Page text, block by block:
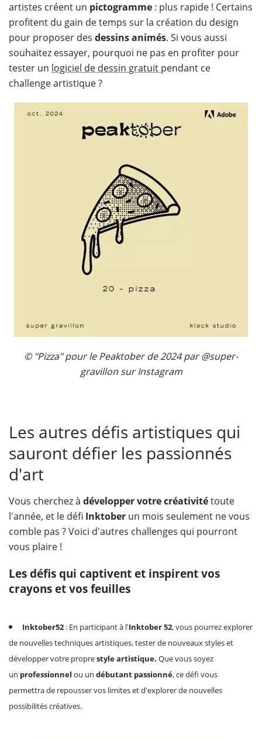
artistes créent un pictogramme : plus rapide ! Certains
profitent du gain de temps sur la création du design
pour proposer des dessins animés. Si vous aussi
souhaitez essayer, pourquoi ne pas en profiter pour
tester un logiciel de dessin gratuit pendant ce
challenge artistique ?
© "Pizza" pour le Peaktober de 2024 par @super-
gravillon sur Instagram
Les autres défis artistiques qui
sauront défier les passionnés
d'art
Vous cherchez à développer votre créativitétoute
l'année, et le défi Inktober un mois seulement ne vous
comble pas ? Voici d'autres challenges qui pourront
vous plaire !
Les défis qui captivent et inspirent vos
crayons et vos feuilles
Inktober52 : En participant à l'Inktober 52, vous pourrez explorer
de nouvelles techniques artistiques, tester de nouveaux styles et
développer votre proprestyle artistique. Que vous soyez
un professionnel ou un débutant passionné, ce défi vous
permettra de repousser vos limites et d'e​xplorer de nouvelles
possibilités créatives.